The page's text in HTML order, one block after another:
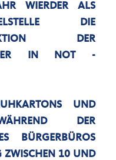
WIERDER ALS
DIE
DER
IN NOT -
UND
DER
BÜRGERBÜROS
ZWISCHEN 10 UND